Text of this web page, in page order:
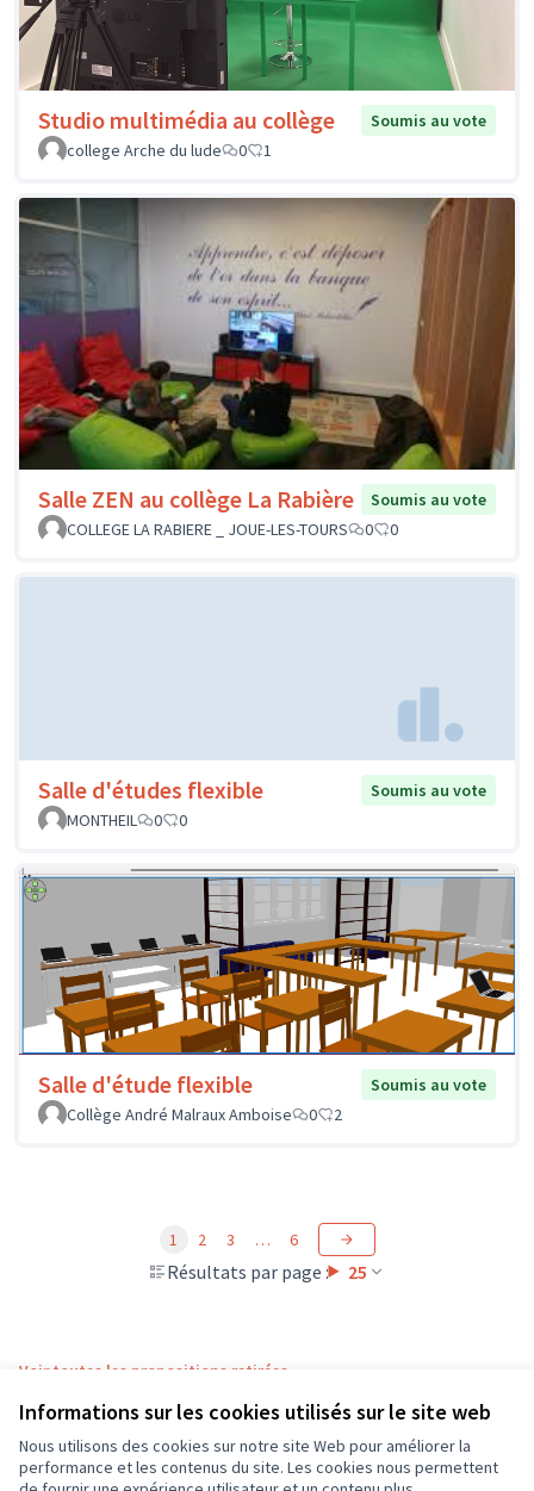
Informations sur les cookies utilisés sur le site web
Nous utilisons des cookies sur notre site Web pour améliorer la
performance et les contenus du site. Les cookies nous permettent
Studio multimédia au collège
Soumis au vote
college Arche du lude
0 1
Salle ZEN au collège La Rabière
Soumis au vote
COLLEGE LA RABIERE _ JOUE-LES-TOURS
0 0
Salle d'études flexible
Soumis au vote
MONTHEIL
0 0
Salle d'étude flexible
Soumis au vote
Collège André Malraux Amboise
0 2
Résultats par page : 25
1 2 3 … 6
Voir toutes les propositions retirées
Conditions d'utilisation
Paramètres des cookies